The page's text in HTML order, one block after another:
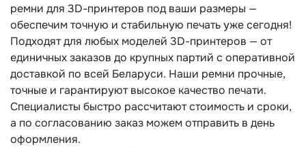
ремни для 3D-принтеров под ваши размеры —
обеспечим точную и стабильную печать уже сегодня!
Подходят для любых моделей 3D-принтеров — от
единичных заказов до крупных партий с оперативной
доставкой по всей Беларуси. Наши ремни прочные,
точные и гарантируют высокое качество печати.
Специалисты быстро рассчитают стоимость и сроки,
а по согласованию заказ можем отправить в день
оформления.